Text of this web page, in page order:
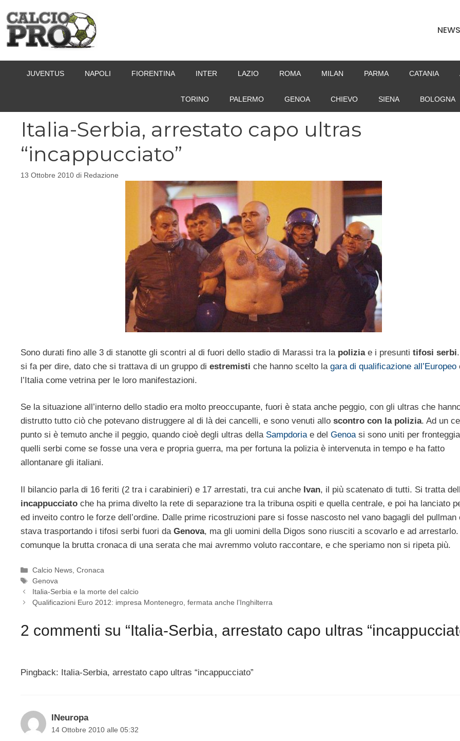
contenuto
NEWS
JUVENTUS NAPOLI FIORENTINA INTER LAZIO ROMA MILAN PARMA CATANIA
TORINO PALERMO GENOA CHIEVO SIENA BOLOGNA
Italia-Serbia, arrestato capo ultras
“incappucciato”
13 Ottobre 2010 di Redazione
Sono durati fino alle 3 di stanotte gli scontri al di fuori dello stadio di Marassi tra la polizia e i presunti tifosi serbi
si fa per dire, dato che si trattava di un gruppo di estremisti che hanno scelto la gara di qualificazione all’Europeo
l’Italia come vetrina per le loro manifestazioni.
Se la situazione all’interno dello stadio era molto preoccupante, fuori è stata anche peggio, con gli ultras che
distrutto tutto ciò che potevano distruggere al di là dei cancelli, e sono venuti allo scontro con la polizia. Ad un
punto si è temuto anche il peggio, quando cioè degli ultras della Sampdoriae del Genoasi sono uniti per
quelli serbi come se fosse una vera e propria guerra, ma per fortuna la polizia è intervenuta in tempo e ha fatto
allontanare gli italiani.
Il bilancio parla di 16 feriti (2 tra i carabinieri) e 17 arrestati, tra cui anche Ivan, il più scatenato di tutti. Si tratta
incappucciato che ha prima divelto la rete di separazione tra la tribuna ospiti e quella centrale, e poi ha lanciato
ed inveito contro le forze dell’ordine. Dalle prime ricostruzioni pare si fosse nascosto nel vano bagagli del pullman
stava trasportando i tifosi serbi fuori da Genova, ma gli uomini della Digos sono riusciti a scovarlo e ad
comunque la brutta cronaca di una serata che mai avremmo voluto raccontare, e che speriamo non si ripeta più.
Categorie
Calcio News,Cronaca
Tag
Genova
Italia-Serbia e la morte del calcio
Qualificazioni Euro 2012: impresa Montenegro, fermata anche l’Inghilterra
2 commenti su “Italia-Serbia, arrestato capo ultras
Pingback: Italia-Serbia, arrestato capo ultras “incappucciato”
INeuropa
14 Ottobre 2010 alle 05:32